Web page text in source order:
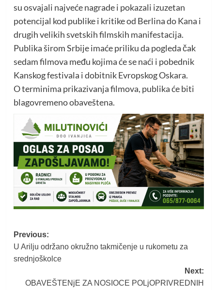
su osvajali najveće nagrade i pokazali izuzetan
potencijal kod publike i kritike od Berlina do Kana i
drugih velikih svetskih filmskih manifestacija.
Publika širom Srbije imaće priliku da pogleda čak
sedam filmova među kojima će se naći i pobednik
Kanskog festivala i dobitnik Evropskog Oskara.
O terminima prikazivanja filmova, publika će biti
blagovremeno obaveštena.
Post
navigation
Previous:
U Arilju održano okružno takmičenje u rukometu za
srednjoškolce
Next:
OBAVEŠTENjE ZA NOSIOCE POLjOPRIVREDNIH